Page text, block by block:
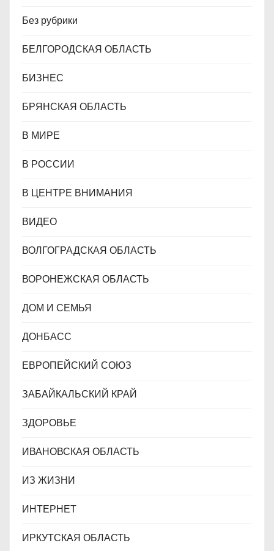
Без рубрики
БЕЛГОРОДСКАЯ ОБЛАСТЬ
БИЗНЕС
БРЯНСКАЯ ОБЛАСТЬ
В МИРЕ
В РОССИИ
В ЦЕНТРЕ ВНИМАНИЯ
ВИДЕО
ВОЛГОГРАДСКАЯ ОБЛАСТЬ
ВОРОНЕЖСКАЯ ОБЛАСТЬ
ДОМ И СЕМЬЯ
ДОНБАСС
ЕВРОПЕЙСКИЙ СОЮЗ
ЗАБАЙКАЛЬСКИЙ КРАЙ
ЗДОРОВЬЕ
ИВАНОВСКАЯ ОБЛАСТЬ
ИЗ ЖИЗНИ
ИНТЕРНЕТ
ИРКУТСКАЯ ОБЛАСТЬ